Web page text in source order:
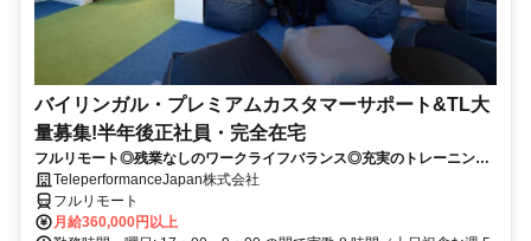
バイリンガル・プレミアムカスタマーサポート&TL大
量募集!半年後正社員・完全在宅
フルリモート◎残業なしのワークライフバランス◎充実のトレーニング
◎語学を活かして将来キャリア有望
TeleperformanceJapan株式会社
フルリモート
月給360,000円以上